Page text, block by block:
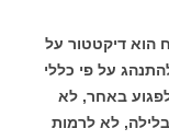
הוא דיקטטור על
על פי כללי
באחר, לא
לא לרמות